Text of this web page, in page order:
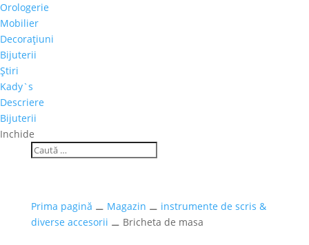
Orologerie
Mobilier
Decoraţiuni
Bijuterii
Ştiri
Kady`s
Descriere
Bijuterii
Inchide
Prima pagină ⚊ Magazin ⚊ instrumente de scris &
diverse accesorii ⚊ Bricheta de masa